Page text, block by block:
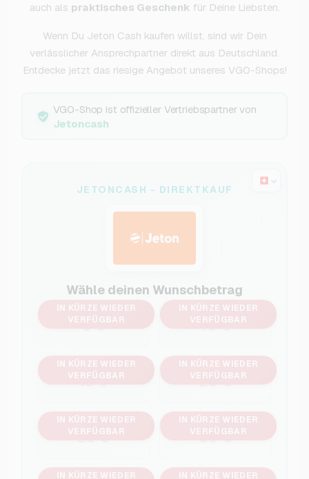
auch als praktisches Geschenk für Deine Liebsten.
Wenn Du Jeton Cash kaufen willst, sind wir Dein
verlässlicher Ansprechpartner direkt aus Deutschland.
Entdecke jetzt das riesige Angebot unseres VGO-Shops!
VGO-Shop ist offizieller Vertriebspartner von
Jetoncash
JETONCASH - DIREKTKAUF
Wähle deinen Wunschbetrag
5 €
IN KÜRZE WIEDER
VERFÜGBAR
10 €
IN KÜRZE WIEDER
VERFÜGBAR
15 €
IN KÜRZE WIEDER
VERFÜGBAR
20 €
IN KÜRZE WIEDER
VERFÜGBAR
25 €
IN KÜRZE WIEDER
VERFÜGBAR
30 €
IN KÜRZE WIEDER
VERFÜGBAR
IN KÜRZE WIEDER
IN KÜRZE WIEDER